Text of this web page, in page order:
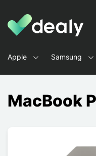
Dealy - Kotelot ja
Apple Samsung
MacBook